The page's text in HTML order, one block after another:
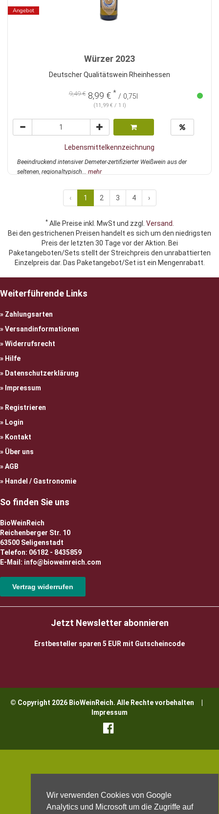
Wir verwenden Cookies von Google
Analytics und Microsoft um die Zugriffe auf
Angebot
Würzer 2023
Deutscher Qualitätswein Rheinhessen
9,49 €8,99 € * / 0,75l
(11,99 € / 1 l)
Lebensmittelkennzeichnung
Beeindruckend intensiver Demeter-zertifizierter Weißwein aus der
seltenen, regionaltypisch... mehr
‹ 1 2 3 4 ›
*Alle Preise inkl. MwSt und zzgl. Versand.
Bei den gestrichenen Preisen handelt es sich um den niedrigsten
Preis der letzten 30 Tage vor der Aktion. Bei
Paketangeboten/Sets stellt der Streichpreis den unrabattierten
Einzelpreis dar. Das Paketangebot/Set ist ein Mengenrabatt.
Weiterführende Links
Zahlungsarten
Versandinformationen
Widerrufsrecht
Hilfe
Datenschutzerklärung
Impressum
Registrieren
Login
Kontakt
Über uns
AGB
Handel / Gastronomie
So finden Sie uns
BioWeinReich
Reichenberger Str. 10
63500 Seligenstadt
Telefon: 06182 - 8435859
E-Mail: info@bioweinreich.com
Vertrag widerrufen
Jetzt Newsletter abonnieren
Erstbesteller sparen 5 EUR mit Gutscheincode
© Copyright 2026 BioWeinReich. Alle Rechte vorbehalten |
Impressum